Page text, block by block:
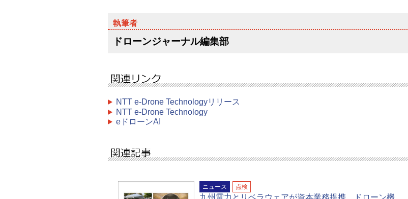
ドローンジャーナル編集部
NTT e-Drone Technologyリリース
NTT e-Drone Technology
eドローンAI
ニュース 点検